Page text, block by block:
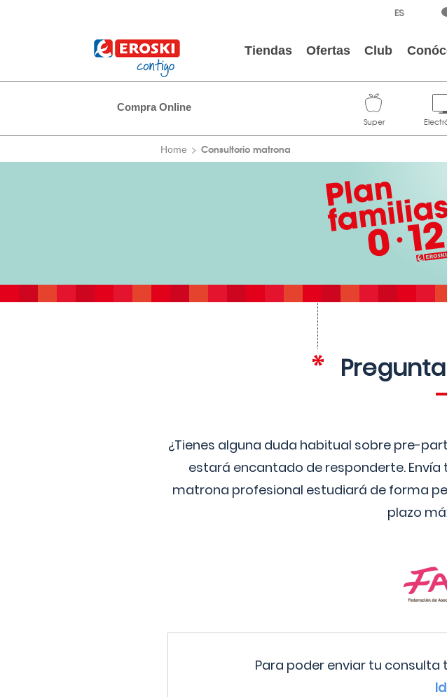
Tiendas Ofertas Club
Compra Online
Home Consultorio matrona
¿Tienes alguna duda habitual sobre pre-
estará encantado de responderte.
matrona profesional estudiará de forma
plazo
Para poder enviar tu consulta